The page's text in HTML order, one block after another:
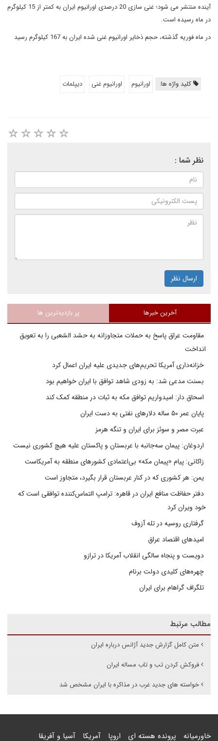
آینده منتشر می شود؛ غنی سازی 20 درصدی اورانیوم ایران به کمتر از 15 کیلوگرم
در ماه رسیده است.
در ماه فوریه گذشته، حجم ذخایر اورانیوم غنی شده ایران به 167 کیلوگرم رسید
کلید واژه ها: اورانیوم اورانیوم غنی دیپلمات
نظر شما :
ارسال نظر
آخرین خبرها پر بازدیدترین ها
مقاومت عراق پاسخ به حملات متجاوزانه به حشد الشعبی را به تعویق
انداخت
خزانه‌داری آمریکا تحریم‌های جدیدی علیه ایران اعمال کرد
بسنت مدعی شد: به زودی شاهد توافق با ایران خواهیم بود
اسحاق دار: امیدواریم توافق مکه به ثبات در منطقه کمک کند
پایان عمر ۵۰ ساله دلارهای نفتی به دست ایران
عبرت مصر و سوئز برای ایران و تنگه هرمز
اردوغان: پیمان سه‌جانبه با عربستان و پاکستان علیه هیچ کشوری نیست
زاکانی: پیام «پیمان مکه» بی‌اعتمادی کشورهای منطقه به آمریکاست
یمن: هر کشوری که در کنار عربستان قرار بگیرد، متجاوز است
دفتر حفاظت منافع ایران در قاهره: ترامپ التماس‌کننده توافقی است که
خود ویران کرد
گرفتاری روسیه در تله آزوف
امیدهای اقتصاد عراق
دویست و پنجاه سالگی انقلاب آمریکا در ترازو
چهره‌های کلیدی دولت برنام
تلگراف گراهام برای ایران
مطالب مرتبط
متن کامل گزارش جدید آژانس درباره ایران
فروکش کردن تب و تاب مساله ایران
خواسته های جدید غرب در مذاکره با ایران مشخص شد
خاورمیانه پرونده هسته ای اروپا آمریکا آسیا و آفریقا